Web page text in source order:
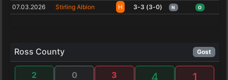
07.03.2026 Stirling Albion H 3-3 (3-0) N O
Ross County Gost
2 0 3 4 1